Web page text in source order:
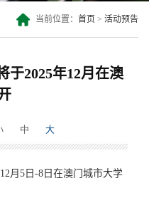
当前位置： 首页 > 活动预告
于2025年12月在澳
中 大
月5日-8日在澳门城市大学